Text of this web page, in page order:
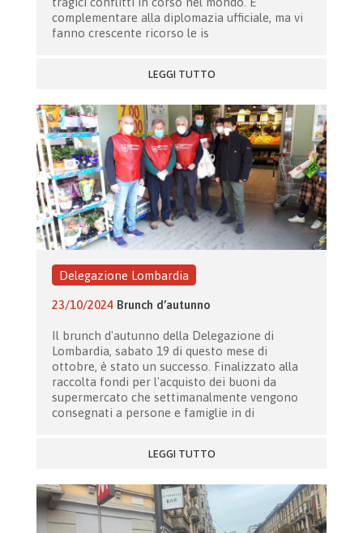
complementare alla diplomazia ufficiale, ma vi
fanno crescente ricorso le is
LEGGI TUTTO
Delegazione Lombardia
23/10/2024 Brunch d’autunno
Il brunch d'autunno della Delegazione di
Lombardia, sabato 19 di questo mese di
ottobre, è stato un successo. Finalizzato alla
raccolta fondi per l'acquisto dei buoni da
supermercato che settimanalmente vengono
consegnati a persone e famiglie in di
LEGGI TUTTO